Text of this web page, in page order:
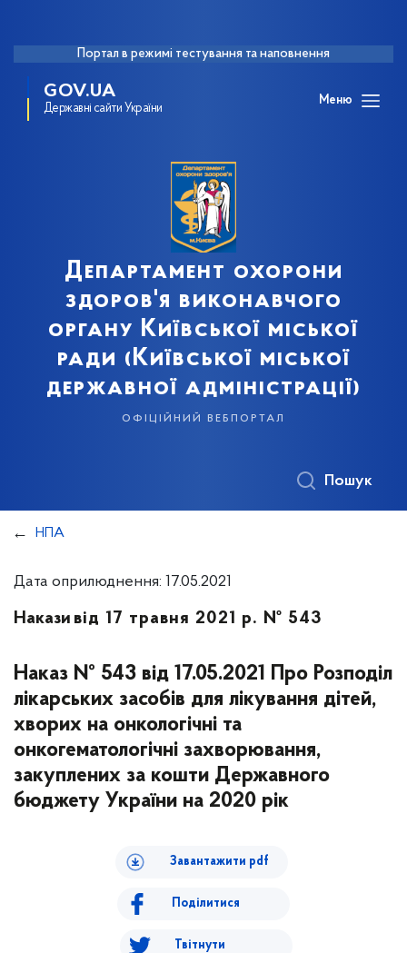
Портал в режимі тестування та наповнення
GOV.UA
Державні сайти України
Меню
Департамент охорони
здоров'я виконавчого
органу Київської міської
ради (Київської міської
державної адміністрації)
офіційний вебпортал
Пошук
НПА
Дата оприлюднення: 17.05.2021
Накази від 17 травня 2021 р. № 543
Наказ № 543 від 17.05.2021 Про Розподіл
лікарських засобів для лікування дітей,
хворих на онкологічні та
онкогематологічні захворювання,
закуплених за кошти Державного
бюджету України на 2020 рік
Завантажити pdf
Поділитися
Твітнути